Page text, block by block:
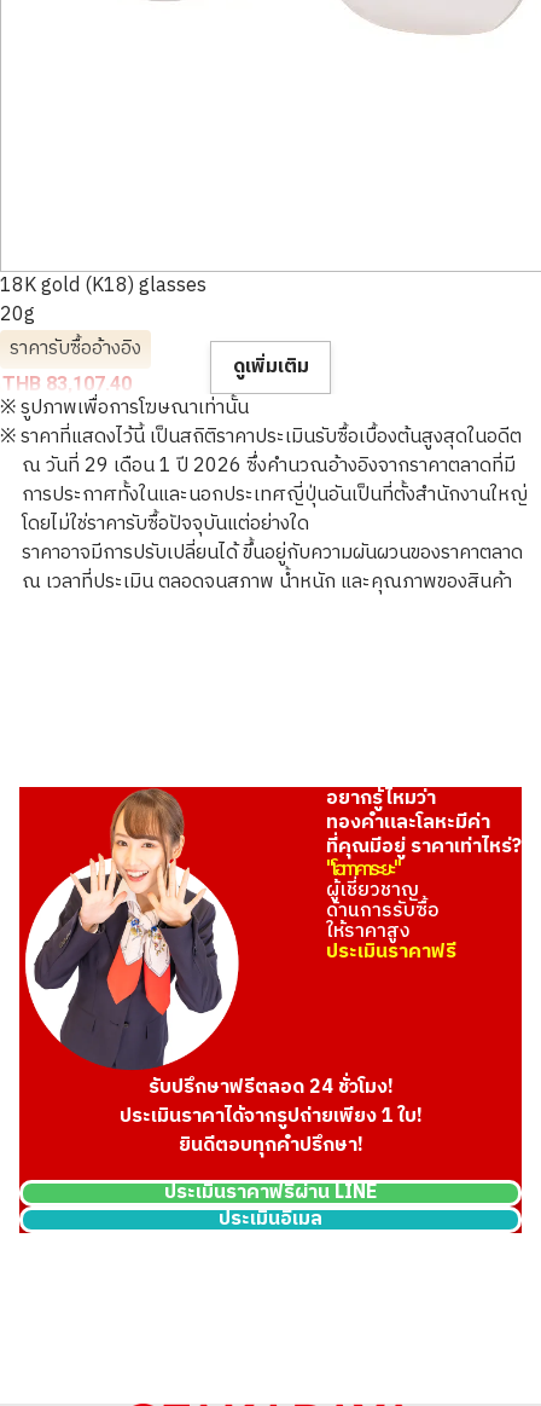
18K gold (K18) glasses
20g
ราคารับซื้ออ้างอิง
THB 83,107.40
ดูเพิ่มเติม
※ รูปภาพเพื่อการโฆษณาเท่านั้น
※ ราคาที่แสดงไว้นี้ เป็นสถิติราคาประเมินรับซื้อเบื้องต้นสูงสุดในอดีต
ณ วันที่ 29 เดือน 1 ปี 2026 ซึ่งคำนวณอ้างอิงจากราคาตลาดที่มี
การประกาศทั้งในและนอกประเทศญี่ปุ่นอันเป็นที่ตั้งสำนักงานใหญ่
โดยไม่ใช่ราคารับซื้อปัจจุบันแต่อย่างใด
ราคาอาจมีการปรับเปลี่ยนได้ ขึ้นอยู่กับความผันผวนของราคาตลาด
ณ เวลาที่ประเมิน ตลอดจนสภาพ น้ำหนัก และคุณภาพของสินค้า
อยากรู้ไหมว่า
ทองคำและโลหะมีค่า
ที่คุณมีอยู่ ราคาเท่าไหร่?
"โอทาคาระยะ"
ผู้เชี่ยวชาญ
ด้านการรับซื้อ
ให้ราคาสูง
ประเมินราคาฟรี
รับปรึกษาฟรีตลอด 24 ชั่วโมง!
ประเมินราคาได้จากรูปถ่ายเพียง 1 ใบ!
ยินดีตอบทุกคำปรึกษา!
ประเมินราคาฟรีผ่าน LINE
ประเมินอีเมล